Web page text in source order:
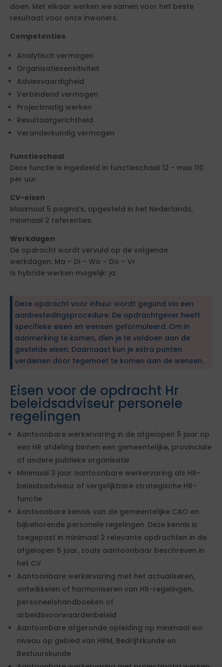
doen. Met elkaar werken we samen voor het beste
resultaat voor onze inwoners.
Competenties
Analytisch vermogen
Organisatiesensitiviteit
Adviesvaardigheid
Verbindend vermogen
Projectmatig werken
Resultaatgerichtheid
Veranderkundig vermogen
Functieschaal
Deze functie is ingedeeld in functieschaal 12 - max 110
per uur.
CV-eisen
Maximaal 5 pagina’s, opgesteld in het Nederlands,
minimaal 2 referenties.
Werkdagen
De opdracht wordt vervuld op de volgende
werkdagen: Ma – Di – Wo – Do – Vr.
Is hybride werken mogelijk: ja.
Deze opdracht voor inhuur wordt gegund via een
aanbestedingsprocedure. De opdrachtgever heeft
specifieke eisen en wensen geformuleerd. Om in
aanmerking te komen, dien je te voldoen aan de
gestelde eisen. Daarnaast kun je extra punten
verdienen door tegemoet te komen aan de wensen.
Eisen voor de opdracht Hr
beleidsadviseur personele
regelingen
Aantoonbare werkervaring in de afgelopen 5 jaar op
een HR afdeling binnen een gemeentelijke, provinciale
of andere publieke organisatie
Minimaal 3 jaar aantoonbare werkervaring als HR-
beleidsadviseur of vergelijkbare strategische HR-
functie
Aantoonbare kennis van de gemeentelijke CAO en
bijbehorende personele regelingen. Deze kennis is
toegepast in minimaal 2 relevante opdrachten in de
afgelopen 5 jaar, zoals aantoonbaar beschreven in
het CV
Aantoonbare werkervaring met het actualiseren,
ontwikkelen of harmoniseren van HR-regelingen,
personeelshandboeken of
arbeidsvoorwaardenbeleid
Aantoonbare afgeronde opleiding op minimaal wo
niveau op gebied van HRM, Bedrijfskunde en
Bestuurskunde